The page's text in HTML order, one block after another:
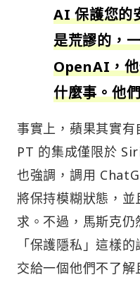
AI 保護您的
是荒謬的，
OpenAI，他
什麼事。他
事實上，蘋果其實
PT 的集成僅限於
也強調，調用
將保持模糊狀態，
求。不過，馬斯克
「保護隱私」這樣
交給一個他們不了